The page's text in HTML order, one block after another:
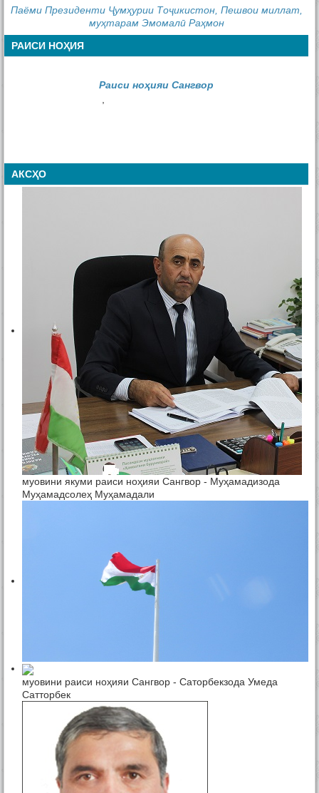
Паёми Президенти Ҷумҳурии Тоҷикистон, Пешвои миллат,
муҳтарам Эмомалӣ Раҳмон
РАИСИ НОҲИЯ
Раиси ноҳияи Сангвор
,
АКСҲО
муовини якуми раиси ноҳияи Сангвор - Муҳамадизода
Муҳамадсолеҳ Муҳамадали
муовини раиси ноҳияи Сангвор - Саторбекзода Умеда
Сатторбек